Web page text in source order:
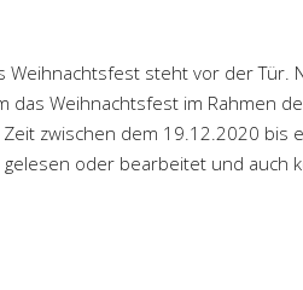
Weihnachtsfest steht vor der Tür.
das Weihnachtsfest im Rahmen
zwischen dem 19.12.2020 bis
oder bearbeitet und auch